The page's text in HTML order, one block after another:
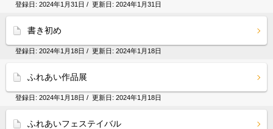
登録日: 2024年1月31日 / 更新日: 2024年1月31日
書き初め
登録日: 2024年1月18日 / 更新日: 2024年1月18日
ふれあい作品展
登録日: 2024年1月18日 / 更新日: 2024年1月18日
ふれあいフェステイバル